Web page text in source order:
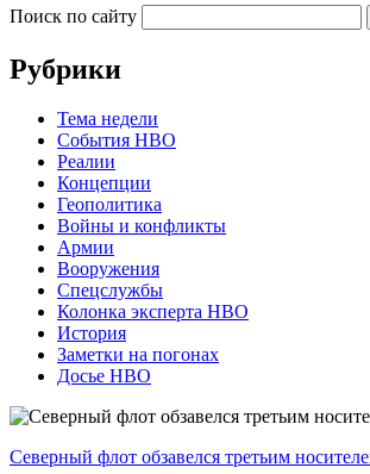
Поиск по сайту
Рубрики
Тема недели
События НВО
Реалии
Концепции
Геополитика
Войны и конфликты
Армии
Вооружения
Спецслужбы
Колонка эксперта НВО
История
Заметки на погонах
Досье НВО
Северный флот обзавелся третьим